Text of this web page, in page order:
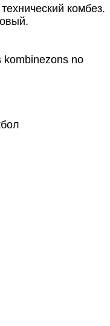
комбез.
kombinezons no